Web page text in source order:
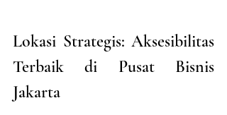
Lokasi Strategis: Aksesibilitas
Terbaik di Pusat Bisnis
Jakarta